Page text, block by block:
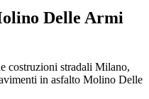
Delle Armi
costruzioni stradali Milano,
in asfalto Molino Delle